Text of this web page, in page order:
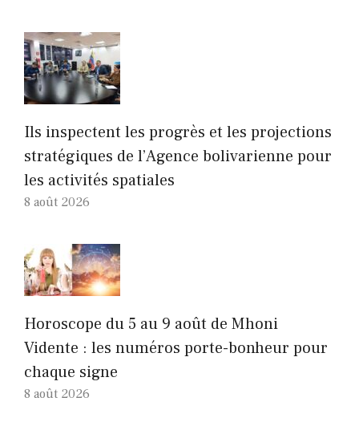
Ils inspectent les progrès et les projections
stratégiques de l’Agence bolivarienne pour
les activités spatiales
8 août 2026
Horoscope du 5 au 9 août de Mhoni
Vidente : les numéros porte-bonheur pour
chaque signe
8 août 2026